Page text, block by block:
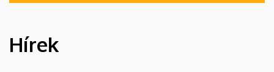
HÍREK
Hírek